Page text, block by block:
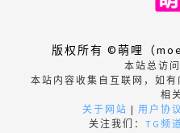
版权所有 ©萌哩（
本站总访问
本站内容收集自互联网，如
相
关于网站 | 用户协
关注我们： TG频